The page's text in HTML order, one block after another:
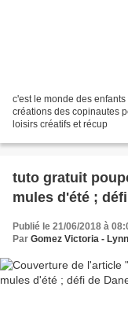
c'est le monde des
créations des copinautes
loisirs créatifs et récup
tuto gratuit
mules d'été ;
Publié le 21/06/2018 à
Par Gomez Victoria - Lynn